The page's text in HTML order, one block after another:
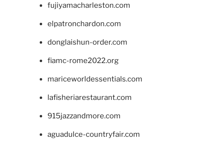
fujiyamacharleston.com
elpatronchardon.com
donglaishun-order.com
fiamc-rome2022.org
mariceworldessentials.com
lafisheriarestaurant.com
915jazzandmore.com
aguadulce-countryfair.com